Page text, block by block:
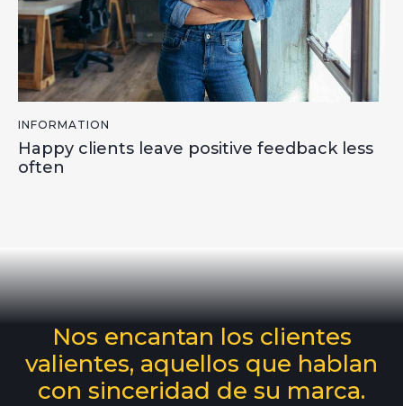
INFORMATION
Happy clients leave positive feedback less
often
Nos encantan los clientes
valientes, aquellos que hablan
con sinceridad de su marca.